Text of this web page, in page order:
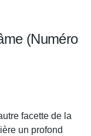
(Numéro
facette de la
un profond